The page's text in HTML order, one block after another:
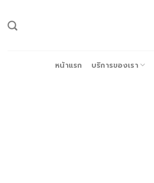
ยัง
หน้าแรก บริการของเรา